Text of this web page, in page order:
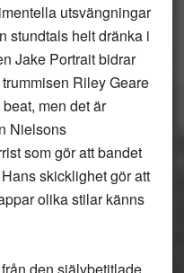
utsvängningar
stundtals helt dränka i
Jake Portrait bidrar
Riley Geare
men det är
Nielsons
som gör att bandet
skicklighet gör att
olika stilar känns